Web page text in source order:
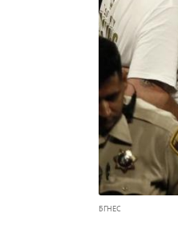
БГНЕС